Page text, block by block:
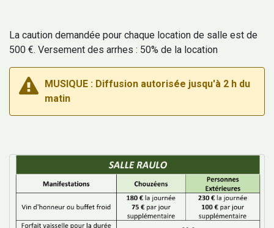
La caution demandée pour chaque location de salle est de
500 €. Versement des arrhes : 50% de la location
MUSIQUE : Diffusion autorisée jusqu'à 2 h du
matin